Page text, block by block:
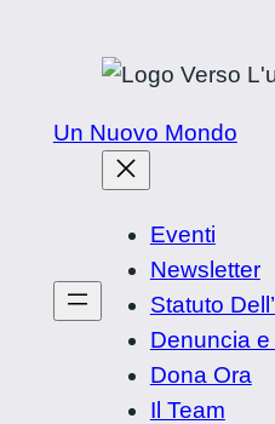
Un Nuovo Mondo
Eventi
Newsletter
Statuto
Denuncia
Dona Ora
Il Team